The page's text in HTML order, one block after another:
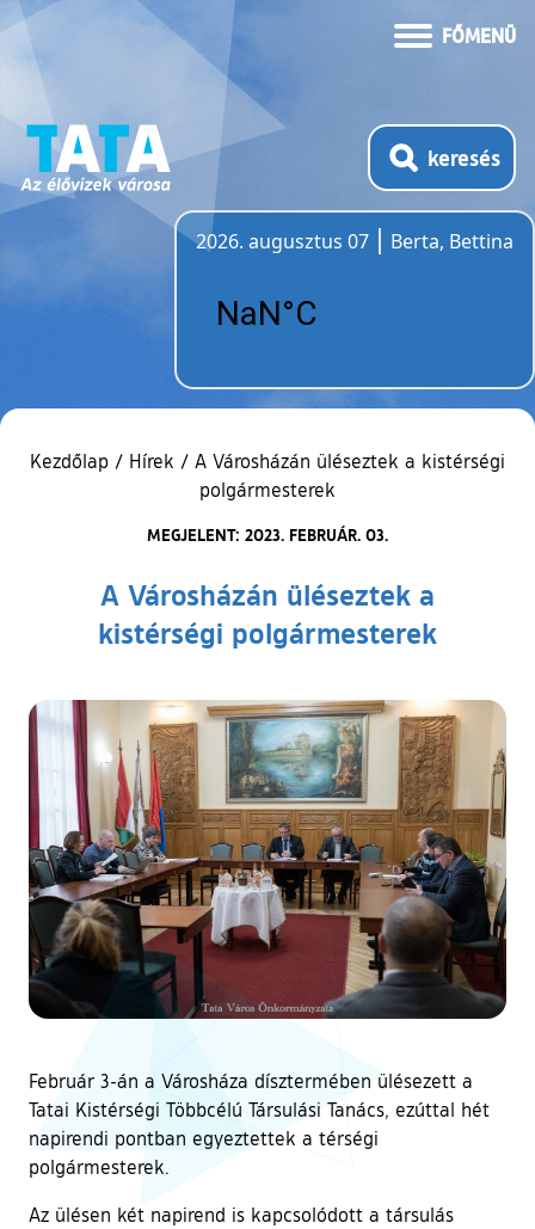
FŐMENÜ
keresés
2026. augusztus 07
Berta, Bettina
Kezdőlap / Hírek / A Városházán üléseztek a kistérségi
polgármesterek
MEGJELENT: 2023. FEBRUÁR. 03.
A Városházán üléseztek a
kistérségi polgármesterek
Február 3-án a Városháza dísztermében ülésezett a
Tatai Kistérségi Többcélú Társulási Tanács, ezúttal hét
napirendi pontban egyeztettek a térségi
polgármesterek.
Az ülésen két napirend is kapcsolódott a társulás